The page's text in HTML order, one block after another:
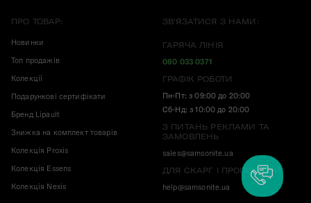
ПРО ТОВАР:
Новинки
Топ продажів
Колекції
Подарункові сертифікати
Бренд Lipault
Знижка на комплект товарів
Колекція Proxis
Колекція Essens
Колекція Nexis
ЗВ'ЯЗАТИСЯ З НАМИ:
ГАРЯЧА ЛІНІЯ
080 033 0371
ГРАФІК РОБОТИ
Пн-Пт: з 09:00 до 20:00
Сб-Нд: з 10:00 до 20:00
З ПИТАНЬ РЕКЛАМИ ТА
ЗАМОВЛЕНЬ
sales@samsonite.ua
ДЛЯ СКАРГ І ПРОПОЗИЦІЙ
help@samsonite.ua